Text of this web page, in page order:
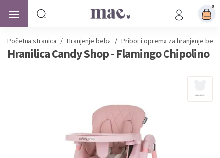
0
Početna stranica / Hranjenje beba / Pribor i oprema za hranjenje beba
Hranilica Candy Shop - Flamingo Chipolino